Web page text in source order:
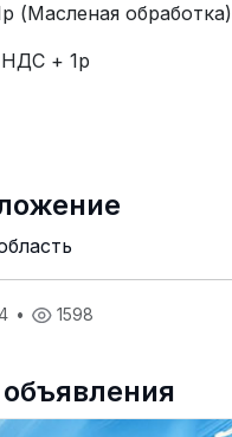
(Масленая обработка)
НДС + 1р
• 1598